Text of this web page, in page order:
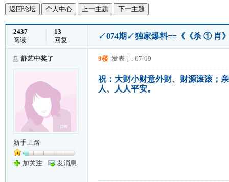
返回论坛 个人中心 上一主题 下一主题
2437
阅读
13
回复
↙074期↙独家爆料==《《杀 ① 肖
舒艺中奖了
新手上路
加关注 发消息
9楼 发表于: 07-09
祝：大财小财意外财、财源滚滚；
人、人人平安。